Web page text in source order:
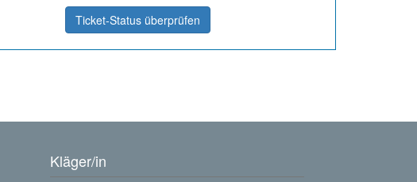
Ticket-Status überprüfen
Kläger/in